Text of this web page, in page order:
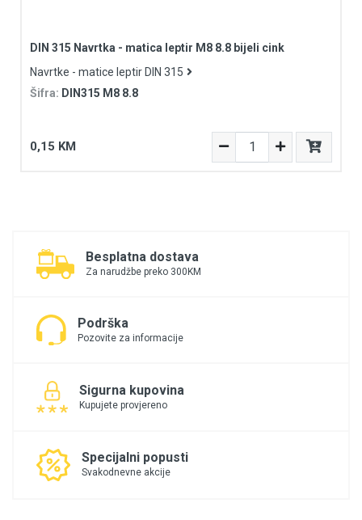
DIN 315 Navrtka - matica leptir M8 8.8 bijeli cink
Navrtke - matice leptir DIN 315
Šifra: DIN315 M8 8.8
0,15 KM
Besplatna dostava
Za narudžbe preko 300KM
Podrška
Pozovite za informacije
Sigurna kupovina
Kupujete provjereno
Specijalni popusti
Svakodnevne akcije